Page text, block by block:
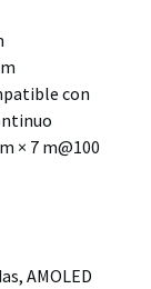
con
× 7 m@100
AMOLED